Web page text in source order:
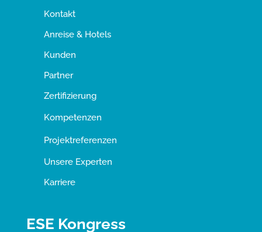
Kontakt
Anreise & Hotels
Kunden
Partner
Zertifizierung
Kompetenzen
Projektreferenzen
Unsere Experten
Karriere
ESE Kongress